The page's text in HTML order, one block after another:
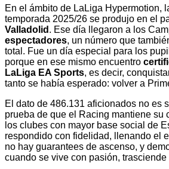
En el ámbito de LaLiga Hypermotion,
temporada 2025/26 se produjo en el
Valladolid . Ese día llegaron a los
espectadores, un número que
total. Fue un día especial para los
porque en ese mismo encuentro
LaLiga EA Sports, es decir,
tanto se había esperado: volver a
El dato de 486.131 aficionados no es
prueba de que el Racing mantiene su
los clubes con mayor base social de
respondido con fidelidad, llenando el
no hay guarantees de ascenso, y
cuando se vive con pasión, trasciende